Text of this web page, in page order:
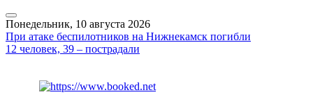
Понедельник, 10 августа 2026
При атаке беспилотников на Нижнекамск погибли
12 человек, 39 – пострадали